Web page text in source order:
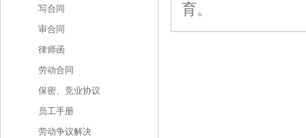
写合同
审合同
律师函
劳动合同
保密、竞业协议
员工手册
劳动争议解决
育。